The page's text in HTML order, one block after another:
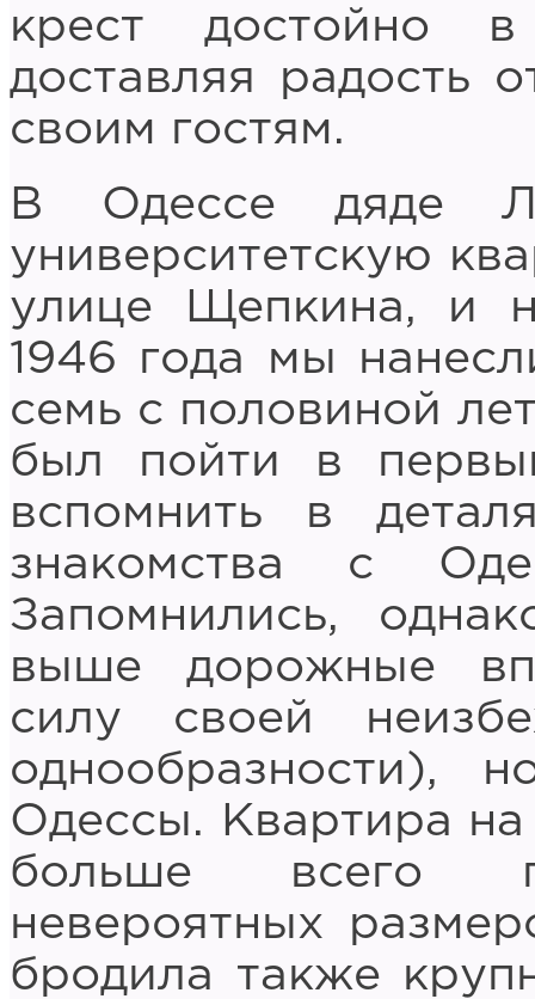
крест достойно
доставляя радость
своим гостям.
В Одессе дяде
университетскую
улице Щепкина, и
1946 года мы
семь с половиной
был пойти в
вспомнить в
знакомства с
Запомнились,
выше дорожные
силу своей
однообразности),
Одессы. Квартира
больше всего
невероятных
бродила также